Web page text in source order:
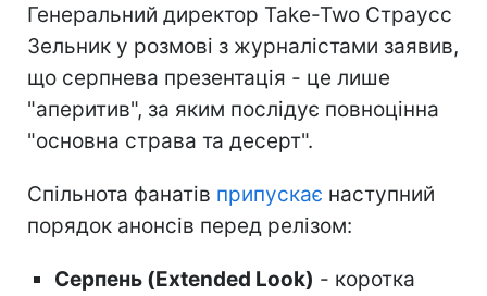
Генеральний директор Take-Two Страусс
Зельник у розмові з журналістами заявив,
що серпнева презентація - це лише
"аперитив", за яким послідує повноцінна
"основна страва та десерт".
Спільнота фанатів припускає наступний
порядок анонсів перед релізом:
Серпень (Extended Look) - коротка